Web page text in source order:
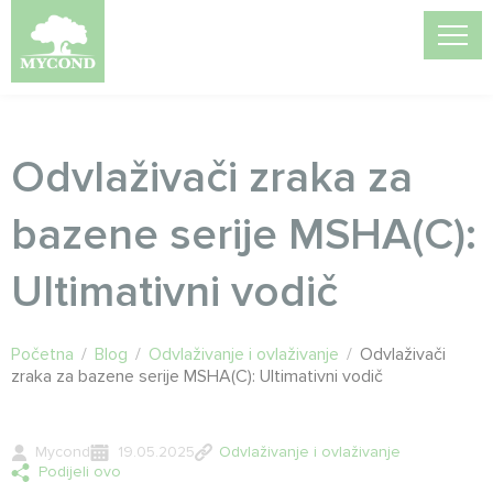
Odvlaživači zraka za
bazene serije MSHA(C):
Ultimativni vodič
Početna / Blog / Odvlaživanje i ovlaživanje / Odvlaživači
zraka za bazene serije MSHA(C): Ultimativni vodič
Mycond 19.05.2025
Odvlaživanje i ovlaživanje
Podijeli ovo